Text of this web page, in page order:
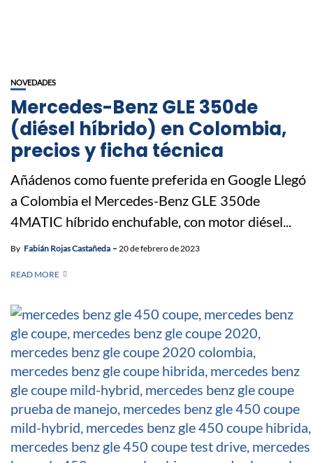
NOVEDADES
Mercedes-Benz GLE 350de
(diésel híbrido) en Colombia,
precios y ficha técnica
Añádenos como fuente preferida en Google Llegó
a Colombia el Mercedes-Benz GLE 350de
4MATIC híbrido enchufable, con motor diésel...
By Fabián Rojas Castañeda 20 de febrero de 2023
READ MORE